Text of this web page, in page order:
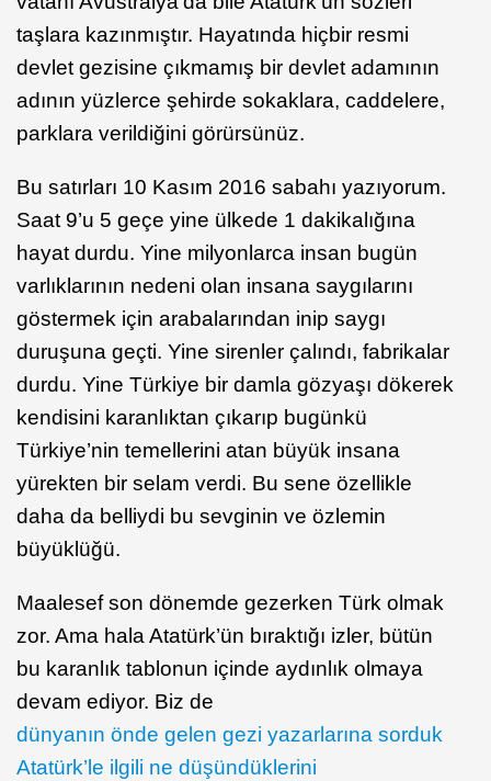
taşlara kazınmıştır. Hayatında hiçbir resmi
devlet gezisine çıkmamış bir devlet adamının
adının yüzlerce şehirde sokaklara, caddelere,
parklara verildiğini görürsünüz.
Bu satırları 10 Kasım 2016 sabahı yazıyorum.
Saat 9’u 5 geçe yine ülkede 1 dakikalığına
hayat durdu. Yine milyonlarca insan bugün
varlıklarının nedeni olan insana saygılarını
göstermek için arabalarından inip saygı
duruşuna geçti. Yine sirenler çalındı, fabrikalar
durdu. Yine Türkiye bir damla gözyaşı dökerek
kendisini karanlıktan çıkarıp bugünkü
Türkiye’nin temellerini atan büyük insana
yürekten bir selam verdi. Bu sene özellikle
daha da belliydi bu sevginin ve özlemin
büyüklüğü.
Maalesef son dönemde gezerken Türk olmak
zor. Ama hala Atatürk’ün bıraktığı izler, bütün
bu karanlık tablonun içinde aydınlık olmaya
devam ediyor. Biz de
dünyanın önde gelen gezi yazarlarına sorduk
Atatürk’le ilgili ne düşündüklerini